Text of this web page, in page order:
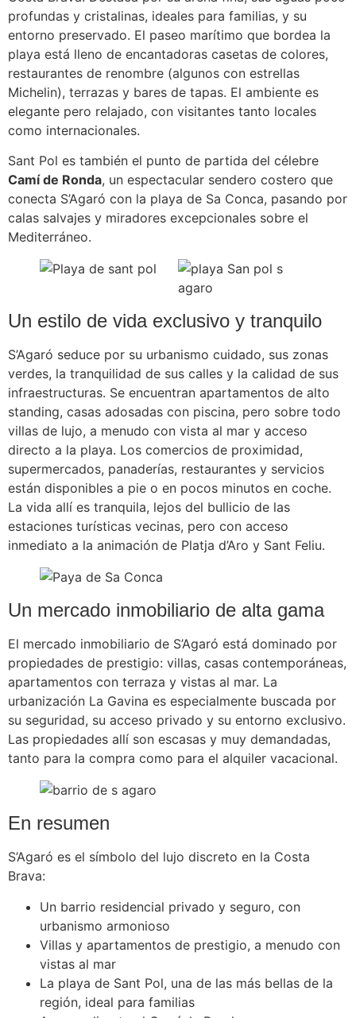
profundas y cristalinas, ideales para familias, y su
entorno preservado. El paseo marítimo que bordea la
playa está lleno de encantadoras casetas de colores,
restaurantes de renombre (algunos con estrellas
Michelin), terrazas y bares de tapas. El ambiente es
elegante pero relajado, con visitantes tanto locales
como internacionales.
Sant Pol es también el punto de partida del célebre
Camí de Ronda, un espectacular sendero costero que
conecta S’Agaró con la playa de Sa Conca, pasando por
calas salvajes y miradores excepcionales sobre el
Mediterráneo.
Un estilo de vida exclusivo y tranquilo
S’Agaró seduce por su urbanismo cuidado, sus zonas
verdes, la tranquilidad de sus calles y la calidad de sus
infraestructuras. Se encuentran apartamentos de alto
standing, casas adosadas con piscina, pero sobre todo
villas de lujo, a menudo con vista al mar y acceso
directo a la playa. Los comercios de proximidad,
supermercados, panaderías, restaurantes y servicios
están disponibles a pie o en pocos minutos en coche.
La vida allí es tranquila, lejos del bullicio de las
estaciones turísticas vecinas, pero con acceso
inmediato a la animación de Platja d’Aro y Sant Feliu.
Un mercado inmobiliario de alta gama
El mercado inmobiliario de S’Agaró está dominado por
propiedades de prestigio: villas, casas contemporáneas,
apartamentos con terraza y vistas al mar. La
urbanización La Gavina es especialmente buscada por
su seguridad, su acceso privado y su entorno exclusivo.
Las propiedades allí son escasas y muy demandadas,
tanto para la compra como para el alquiler vacacional.
En resumen
S’Agaró es el símbolo del lujo discreto en la Costa
Brava:
Un barrio residencial privado y seguro, con
urbanismo armonioso
Villas y apartamentos de prestigio, a menudo con
vistas al mar
La playa de Sant Pol, una de las más bellas de la
región, ideal para familias